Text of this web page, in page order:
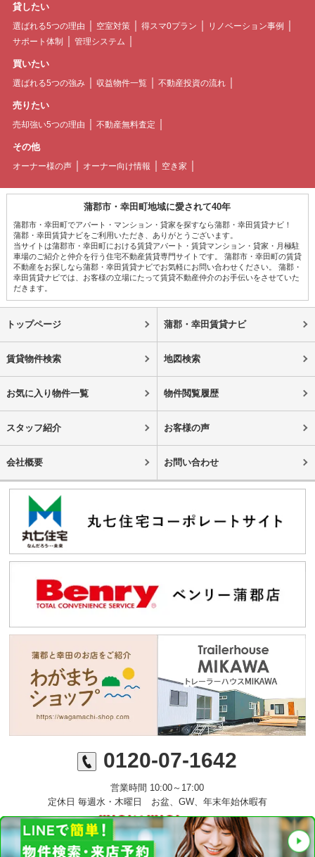
貸したい
選ばれる5つの理由 空室対策 得スマ0プラン
リノベーション事例
サポート体制
管理システム
買いたい
選ばれる5つの強み 収益物件一覧 不動産投資の流れ
売りたい
売却強い5つの理由 不動産無料査定
その他
オーナー様の声 オーナー向け情報 空き家
蒲郡市・幸田町地域に愛されて40年
蒲郡市・幸田町でアパート・マンション・貸家を探すなら蒲郡・幸田賃貸ナビ！
蒲郡・幸田賃貸ナビをご利用いただき、ありがとうございます。
当サイトは蒲郡市・幸田町における賃貸アパート・賃貸マンション・貸家・月極駐
車場のご紹介と仲介を行う住宅不動産賃貸専門サイトです。 蒲郡市・幸田町の賃貸
不動産をお探しなら蒲郡・幸田賃貸ナビでお気軽にお問い合わせください。 蒲郡・
幸田賃貸ナビでは、お客様の立場にたって賃貸不動産仲介のお手伝いをさせていた
だきます。
トップページ 蒲郡・幸田賃貸ナビ
賃貸物件検索 地図検索
お気に入り物件一覧 物件閲覧履歴
スタッフ紹介 お客様の声
会社概要 お問い合わせ
0120-07-1642
営業時間 10:00～17:00
定休日 毎週水・木曜日 お盆、GW、年末年始休暇有
©ミニミニFC蒲郡店 丸七住宅株式会社